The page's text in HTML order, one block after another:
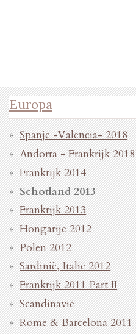
Europa
Spanje -Valencia- 2018
Andorra - Frankrijk 2018
Frankrijk 2014
Schotland 2013
Frankrijk 2013
Hongarije 2012
Polen 2012
Sardinië, Italië 2012
Frankrijk 2011 Part II
Scandinavië
Rome & Barcelona 2011